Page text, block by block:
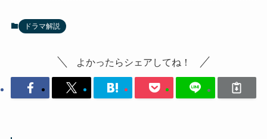
ドラマ解説
よかったらシェアしてね！